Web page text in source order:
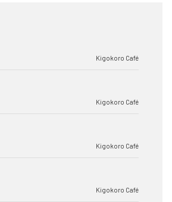
Kigokoro Café
Kigokoro Café
Kigokoro Café
Kigokoro Café